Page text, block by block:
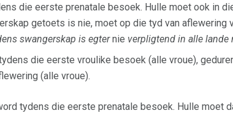
die eerste prenatale besoek. Hulle moet ook in
getoets is nie, moet op die tyd van
swangerskap is egternie verpligtend in alle lande
die eerste vroulike besoek (alle vroue),
(alle vroue).
tydens die eerste prenatale besoek. Hulle moet